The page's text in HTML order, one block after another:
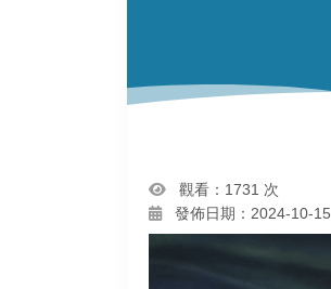
觀看：1731 次
發佈日期：2024-10-15